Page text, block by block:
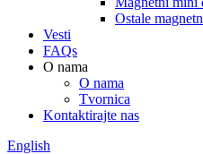
Ostale
Vesti
FAQs
O nama
O nama
Tvornica
Kontaktirajte nas
English